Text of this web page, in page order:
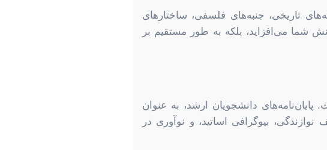
تاریخی، جنبه‌های فلسفی، ساختارهای
شما می‌افزاید، بلکه به طور مستقیم بر
دانشجویان ارشد، به عنوان
بیوگرافی اساتید، و نوآوری در